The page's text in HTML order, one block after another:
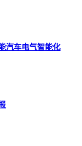
汽车电气智能化